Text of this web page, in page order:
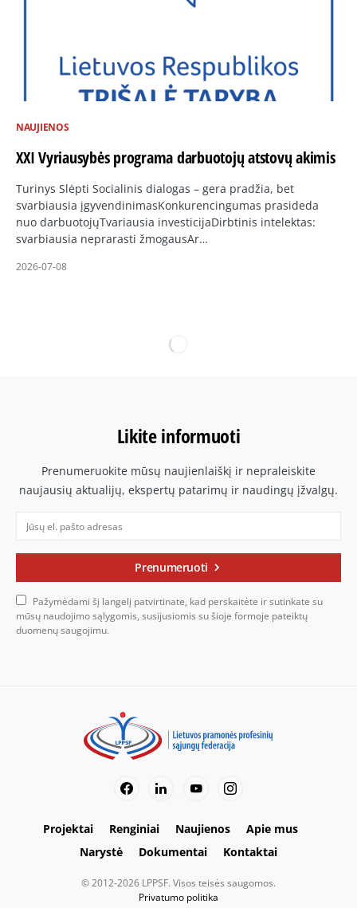
NAUJIENOS
XXI Vyriausybės programa darbuotojų atstovų akimis
Turinys Slėpti Socialinis dialogas – gera pradžia, bet
svarbiausia įgyvendinimasKonkurencingumas prasideda
nuo darbuotojųTvariausia investicijaDirbtinis intelektas:
svarbiausia neprarasti žmogausAr…
2026-07-08
Likite informuoti
Prenumeruokite mūsų naujienlaiškį ir nepraleiskite
naujausių aktualijų, ekspertų patarimų ir naudingų įžvalgų.
Prenumeruoti
Pažymėdami šį langelį patvirtinate, kad perskaitėte ir sutinkate su
mūsų naudojimo sąlygomis, susijusiomis su šioje formoje pateiktų
duomenų saugojimu.
Projektai Renginiai Naujienos
Apie mus
Narystė
Dokumentai Kontaktai
© 2012-2026 LPPSF. Visos teisės saugomos.
Privatumo politika